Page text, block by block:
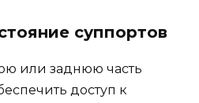
суппортов
или заднюю часть
доступ к